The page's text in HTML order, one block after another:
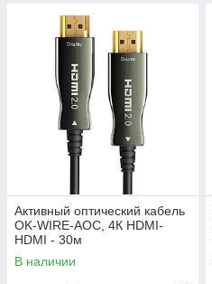
Активный оптический кабель
OK-WIRE-AOC, 4К HDMI-
HDMI - 30м
В наличии